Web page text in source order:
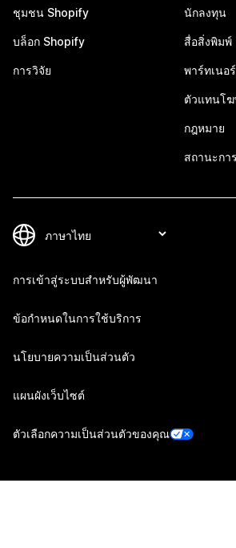
ชุมชน Shopify
บล็อก Shopify
การวิจัย
นักลงทุน
สื่อสิ่งพิมพ์
พาร์ทเนอร์
ตัวแทนโ
กฎหมาย
สถานะกา
การเข้าสู่ระบบสำหรับผู้พัฒนา
ข้อกำหนดในการใช้บริการ
นโยบายความเป็นส่วนตัว
แผนผังเว็บไซต์
ตัวเลือกความเป็นส่วนตัวของคุณ